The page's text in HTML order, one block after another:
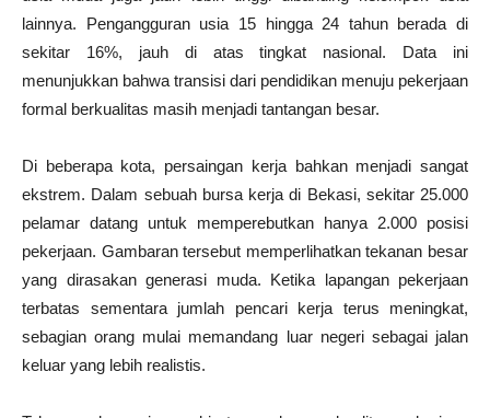
lainnya. Pengangguran usia 15 hingga 24 tahun berada di
sekitar 16%, jauh di atas tingkat nasional. Data ini
menunjukkan bahwa transisi dari pendidikan menuju pekerjaan
formal berkualitas masih menjadi tantangan besar.
Di beberapa kota, persaingan kerja bahkan menjadi sangat
ekstrem. Dalam sebuah bursa kerja di Bekasi, sekitar 25.000
pelamar datang untuk memperebutkan hanya 2.000 posisi
pekerjaan. Gambaran tersebut memperlihatkan tekanan besar
yang dirasakan generasi muda. Ketika lapangan pekerjaan
terbatas sementara jumlah pencari kerja terus meningkat,
sebagian orang mulai memandang luar negeri sebagai jalan
keluar yang lebih realistis.